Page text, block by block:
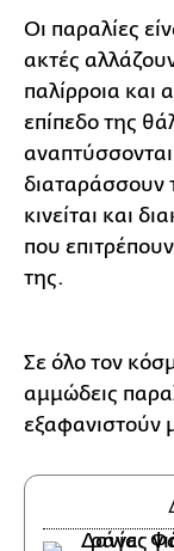
Οι παραλίες
ακτές
παλίρροια και
επίπεδο της
διαταράσσουν
κινείται και
που
της.
Σε όλο τον
αμμώδεις
εξαφανιστούν